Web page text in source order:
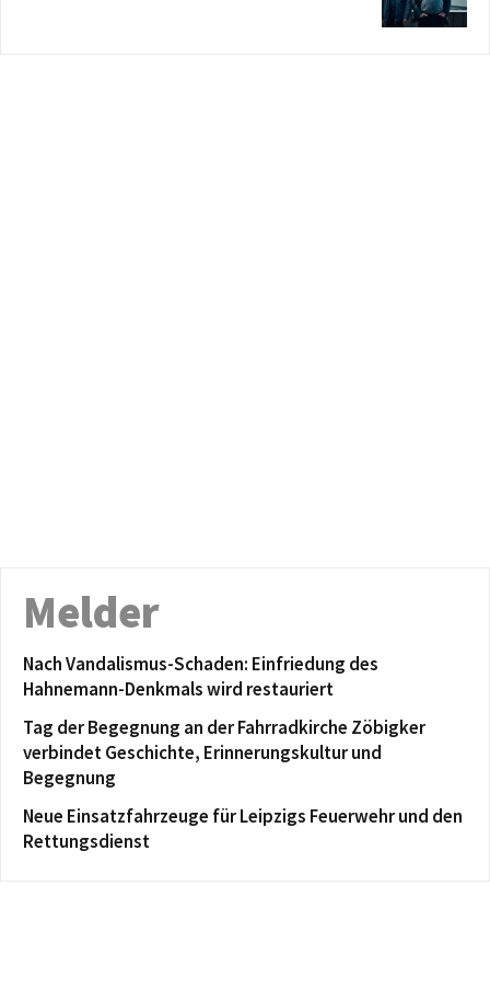
Melder
Nach Vandalismus-Schaden: Einfriedung des
Hahnemann-Denkmals wird restauriert
Tag der Begegnung an der Fahrradkirche Zöbigker
verbindet Geschichte, Erinnerungskultur und
Begegnung
Neue Einsatzfahrzeuge für Leipzigs Feuerwehr und den
Rettungsdienst